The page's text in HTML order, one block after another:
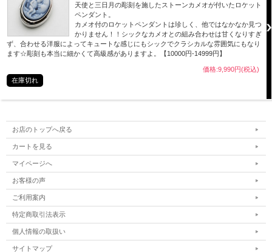
天使と三日月の彫刻を施したストーンカメオが付いたロケット
ペンダント。
カメオ付のロケットペンダントは珍しく、他ではなかなか見つ
かりません！！シックなカメオとの組み合わせは甘くなりすぎ
ず、合わせる洋服によってキュートな感じにもシックでクラシカルな雰囲気にもなり
ます☆彫刻も本当に細かくて高級感がありますよ。【10000円-14999円】
価格:9,990円(税込)
在庫切れ
お店のトップへ戻る
カートを見る
マイページへ
お客様の声
ご利用案内
特定商取引法表示
個人情報の取扱い
サイトマップ